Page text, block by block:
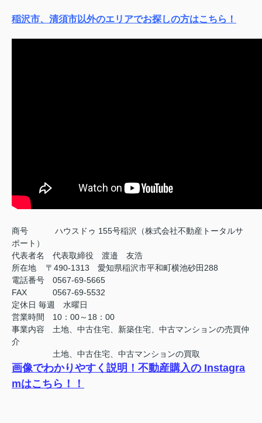
稲沢市、清須市以外のエリアでお探しの方はこちら！
商号
ハウスドゥ 155号稲沢（株式会社不動産トータルサ
ポート）
代表者名 代表取締役 渡邉 友浩
所在地 〒490-1313 愛知県稲沢市平和町横池砂田288
電話番号 0567-69-5665
FAX
0567-69-5532
定休日 毎週 水曜日
営業時間 10：00～18：00
事業内容 土地、中古住宅、新築住宅、中古マンションの売買仲
介
土地、中古住宅、中古マンションの買取
画像でわかりやすく説明！不動産購入の Instagra
mはこちら！！